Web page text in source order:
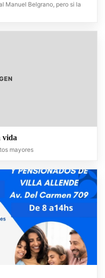
Manuel Belgrano, pero si la
vida
mayores